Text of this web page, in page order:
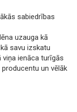
sabiedrības
uzauga kā
savu izskatu
viņa ienāca turīgās
un vēlāk